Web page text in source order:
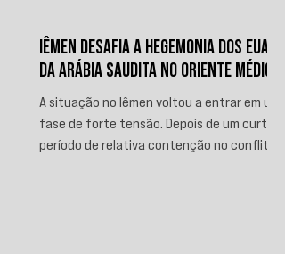
IÊMEN DESAFIA A HEGEMONIA DOS EUA E
DA ARÁBIA SAUDITA NO ORIENTE MÉDIO
A situação no Iêmen voltou a entrar em uma
fase de forte tensão. Depois de um curto
período de relativa contenção no conflito,